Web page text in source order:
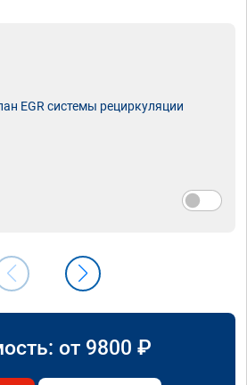
EGR системы рециркуляции
от 9800 ₽